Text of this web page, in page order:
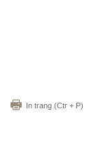
In trang (Ctr + P)